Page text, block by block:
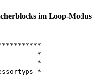
im Loop-Modus
*
*
*